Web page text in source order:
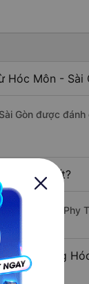
Hóc Môn -
Gòn được
giá rẻ nhất?
nhà xe Phy Phy
đường